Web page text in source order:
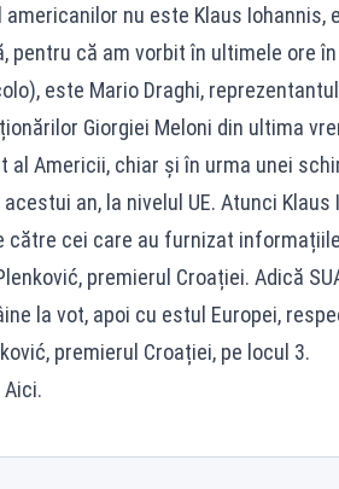
nu este Klaus Iohannis,
pentru că am vorbit în ultimele ore
este Mario Draghi,
Giorgiei Meloni din ultima
al Americii, chiar și în urma unei
an, la nivelul UE. Atunci
către cei care au furnizat
premierul Croației. Adică
la vot, apoi cu estul Europei,
premierul Croației, pe locul 3.